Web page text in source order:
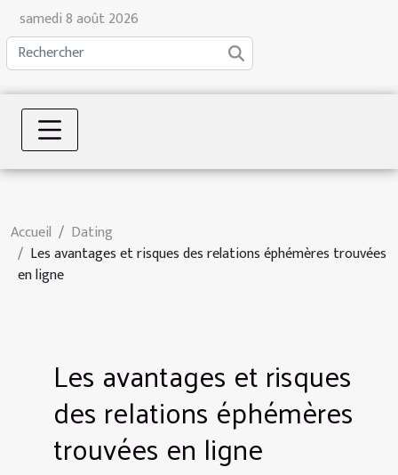
samedi 8 août 2026
Accueil
Dating
Les avantages et risques des relations éphémères trouvées
en ligne
Les avantages et risques
des relations éphémères
trouvées en ligne